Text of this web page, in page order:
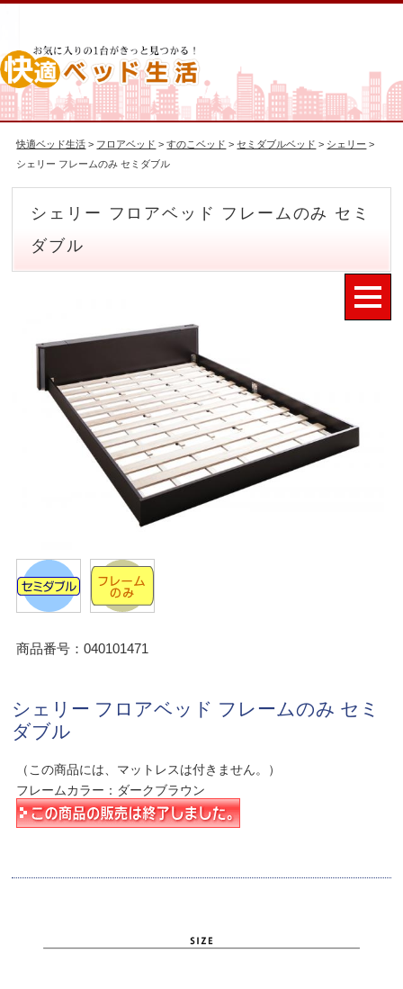
快適ベッド生活 > フロアベッド >すのこベッド >セミダブルベッド > シェリー >
シェリー フレームのみ セミダブル
シェリー フロアベッド フレームのみ セミ
ダブル
商品番号：040101471
シェリー フロアベッド フレームのみ セミ
ダブル
（この商品には、マットレスは付きません。）
フレームカラー：ダークブラウン